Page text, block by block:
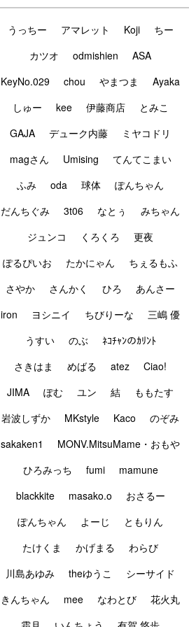
うっちー アマレット Koji
ちー
カツオ
odmishien
ASA
KeyNo.029
chou やまつま
Ayaka
しゅー
kee 伊藤商店
とみこ
GAJA
デューク内藤
ミヤコドリ
magさん
Umising
てんてこまい
ふみ
oda 球体
ぽんちゃん
だんちぐみ
3t06 なとぅ
みちゃん
ジュンコ
くろくろ
更夜
ぽるぴいお
たかにゃん
ちぇるもふ
さやか
さんかく ひろ
あんさー
iron
ヨシニイ ちびりーな
三嶋 優
うすい
のぶ
ﾈｺﾁｬﾝのｶﾘﾝﾄ
さきはま
めばる atez
Ciao!
JIMA
ぽむ ユン 結
ももたす
岩波しずか
MKstyle Kaco
のぞみ
sakaken1
MONV.MitsuMame・おもや
ひろみっち
fumi
mamune
blackkite
masako.o
おさるー
ぽんちゃん
よーじ
ともりん
たけくま
かげまる
わらび
川島あゆみ
theゆうこ
シーサイド
きんちゃん
mee なわとび
花火丸